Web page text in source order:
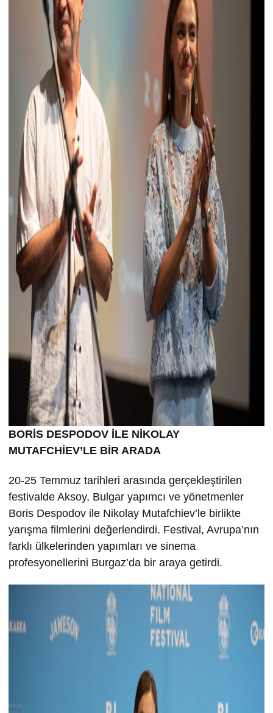
BORİS DESPODOV İLE NİKOLAY
MUTAFCHİEV’LE BİR ARADA
20-25 Temmuz tarihleri arasında gerçekleştirilen
festivalde Aksoy, Bulgar yapımcı ve yönetmenler
Boris Despodov ile Nikolay Mutafchiev’le birlikte
yarışma filmlerini değerlendirdi. Festival, Avrupa’nın
farklı ülkelerinden yapımları ve sinema
profesyonellerini Burgaz’da bir araya getirdi.